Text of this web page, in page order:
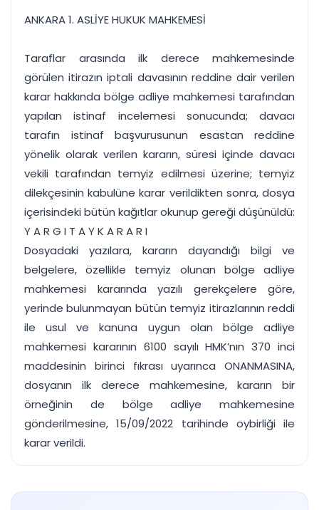
Bildirim
Tek panelde uçtan uca yönetim
UYAP & UETS entegrasyonundan finansa, hepsi bir arada.
Tüm özellikleri inceleyin Ücretsiz Başlayın
ANKARA 1. ASLİYE HUKUK MAHKEMESİ
Taraflar arasında ilk derece mahkemesinde
görülen itirazın iptali davasının reddine dair verilen
karar hakkında bölge adliye mahkemesi tarafından
yapılan istinaf incelemesi sonucunda; davacı
tarafın istinaf başvurusunun esastan reddine
yönelik olarak verilen kararın, süresi içinde davacı
vekili tarafından temyiz edilmesi üzerine; temyiz
dilekçesinin kabulüne karar verildikten sonra, dosya
içerisindeki bütün kağıtlar okunup gereği düşünüldü:
Y A R G I T A Y K A R A R I
Dosyadaki yazılara, kararın dayandığı bilgi ve
belgelere, özellikle temyiz olunan bölge adliye
mahkemesi kararında yazılı gerekçelere göre,
yerinde bulunmayan bütün temyiz itirazlarının reddi
ile usul ve kanuna uygun olan bölge adliye
mahkemesi kararının 6100 sayılı HMK’nın 370 inci
maddesinin birinci fıkrası uyarınca ONANMASINA,
dosyanın ilk derece mahkemesine, kararın bir
örneğinin de bölge adliye mahkemesine
gönderilmesine, 15/09/2022 tarihinde oybirliği ile
karar verildi.